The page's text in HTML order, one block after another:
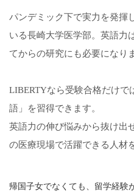
パンデミック下で実力を発揮
いる長崎大学医学部。英語力
てからの研究にも必要になり
LIBERTYなら受験合格だけで
語」を習得できます。
英語力の伸び悩みから抜け出
の医療現場で活躍できる人材
帰国子女でなくても、留学経験